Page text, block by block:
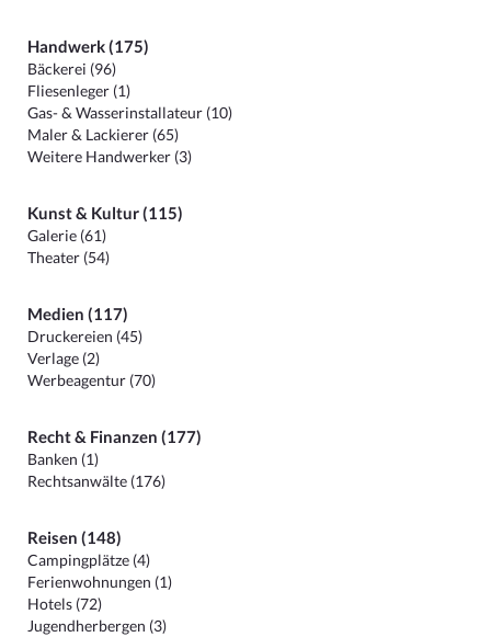
Handwerk (175)
Bäckerei (96)
Fliesenleger (1)
Gas- & Wasserinstallateur (10)
Maler & Lackierer (65)
Weitere Handwerker (3)
Kunst & Kultur (115)
Galerie (61)
Theater (54)
Medien (117)
Druckereien (45)
Verlage (2)
Werbeagentur (70)
Recht & Finanzen (177)
Banken (1)
Rechtsanwälte (176)
Reisen (148)
Campingplätze (4)
Ferienwohnungen (1)
Hotels (72)
Jugendherbergen (3)